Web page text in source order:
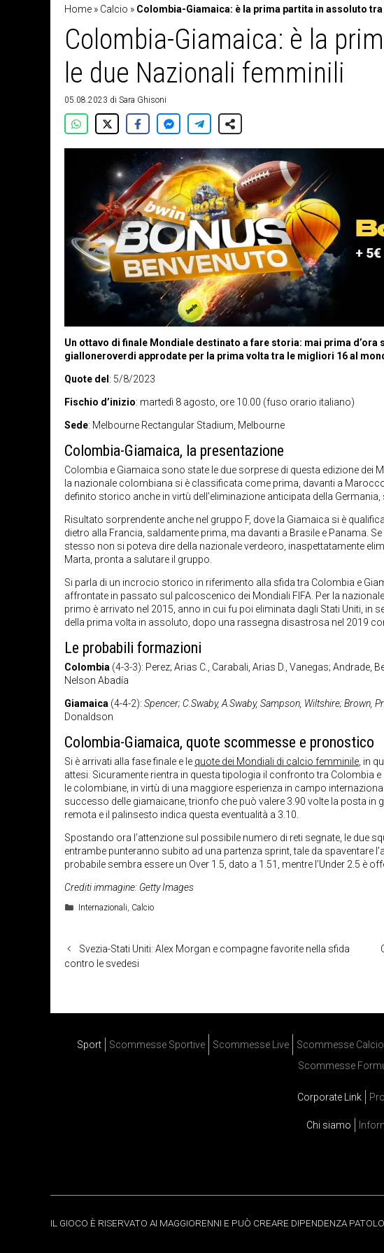
Home » Calcio » Colombia-Giamaica: è la prima partita in assoluto
Colombia-Giamaica: è la
le due Nazionali femminili
05.08.2023 di Sara Ghisoni
Un ottavo di finale Mondiale destinato a fare storia: mai prima
gialloneroverdi approdate per la prima volta tra le migliori 16 al
Quote del: 5/8/2023
Fischio d’inizio: martedì 8 agosto, ore 10.00 (fuso orario italiano)
Sede: Melbourne Rectangular Stadium, Melbourne
Colombia-Giamaica, la presentazione
Colombia e Giamaica sono state le due sorprese di questa edizione dei
la nazionale colombiana si è classificata come prima, davanti a
definito storico anche in virtù dell’eliminazione anticipata della
Risultato sorprendente anche nel gruppo F, dove la Giamaica si è
dietro alla Francia, saldamente prima, ma davanti a Brasile e Panama.
stesso non si poteva dire della nazionale verdeoro, inaspettatamente
Marta, pronta a salutare il gruppo.
Si parla di un incrocio storico in riferimento alla sfida tra Colombia e
affrontate in passato sul palcoscenico dei Mondiali FIFA. Per la
primo è arrivato nel 2015, anno in cui fu poi eliminata dagli Stati Uniti, in
della prima volta in assoluto, dopo una rassegna disastrosa nel 2019
Le probabili formazioni
Colombia (4-3-3): Perez; Arias C., Carabali, Arias D., Vanegas; Andrade,
Nelson Abadía
Giamaica (4-4-2): Spencer; C.Swaby, A.Swaby, Sampson, Wiltshire; Brown,
Donaldson
Colombia-Giamaica, quote scommesse e pronostico
Si è arrivati alla fase finale e le quote dei Mondiali di calcio femminile , in
attesi. Sicuramente rientra in questa tipologia il confronto tra Colombia
le colombiane, in virtù di una maggiore esperienza in campo
successo delle giamaicane, trionfo che può valere 3.90 volte la posta
remota e il palinsesto indica questa eventualità a 3.10.
Spostando ora l’attenzione sul possibile numero di reti segnate, le due
entrambe punteranno subito ad una partenza sprint, tale da spaventare
probabile sembra essere un Over 1.5, dato a 1.51, mentre l’Under 2.5 è
Crediti immagine: Getty Images
Categorie
Internazionali, Calcio
Svezia-Stati Uniti: Alex Morgan e compagne favorite nella sfida
contro le svedesi
Sport Scommesse Sportive Scommesse Live Scommesse Calcio
Scommesse
Corporate Link
Chi siamo
IL GIOCO È RISERVATO AI MAGGIORENNI E PUÒ CREARE DIPENDENZA